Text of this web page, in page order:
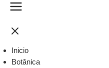
Inicio
Botânica